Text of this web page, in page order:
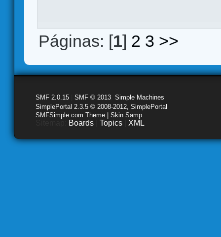
Páginas: [1] 2 3 >>
SMF 2.0.15 SMF © 2013 Simple Machines
SimplePortal 2.3.5 © 2008-2012, SimplePortal
SMFSimple.com Theme | Skin Samp
Boards Topics XML